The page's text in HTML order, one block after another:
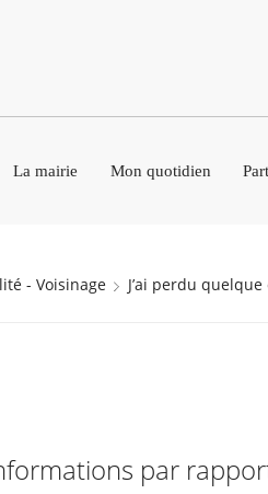
La mairie Mon quotidien
- Voisinage J’ai perdu
par